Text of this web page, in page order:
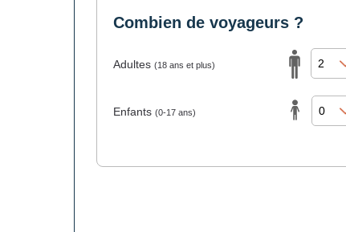
Combien de voyageurs ?
Adultes (18 ans et plus)
Enfants (0-17 ans)